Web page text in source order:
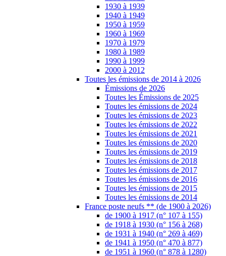
1930 à 1939
1940 à 1949
1950 à 1959
1960 à 1969
1970 à 1979
1980 à 1989
1990 à 1999
2000 à 2012
Toutes les émissions de 2014 à 2026
Émissions de 2026
Toutes les Émissions de 2025
Toutes les émissions de 2024
Toutes les émissions de 2023
Toutes les émissions de 2022
Toutes les émissions de 2021
Toutes les émissions de 2020
Toutes les émissions de 2019
Toutes les émissions de 2018
Toutes les émissions de 2017
Toutes les émissions de 2016
Toutes les émissions de 2015
Toutes les émissions de 2014
France poste neufs ** (de 1900 à 2026)
de 1900 à 1917 (n° 107 à 155)
de 1918 à 1930 (n° 156 à 268)
de 1931 à 1940 (n° 269 à 469)
de 1941 à 1950 (n° 470 à 877)
de 1951 à 1960 (n° 878 à 1280)